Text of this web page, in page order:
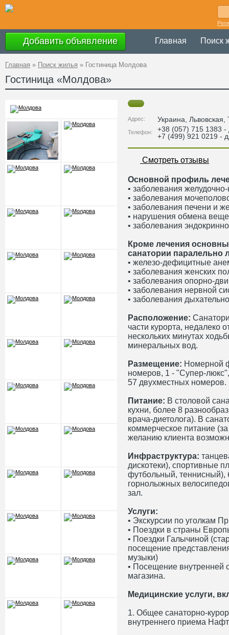
Добавить объявление Главная Поиск
Главная » Поиск жилья » Гостиница Молдова
Гостиница «Молдова»
Адрес: Украина Львовская
Телефон:
+38 (057) 715 1383 -
+7 (499) 921 0219 -
Смотреть отзывы
Основной профиль
• заболевания
• заболевания
• заболевания печени и
• нарушения обмена
• заболевания
Кроме лечения
санатории паралельно
• железо-дефицитные
• заболевания женских
• заболевания опорно-
• заболевания нервной
• заболевания
Расположение:
части курорта, недалеко
нескольких минутах
минеральных вод.
Размещение: Номерной
номеров, 1 - "Супер-
57 двухместных номеров.
Питание: В столовой
кухни, более 8
врача-диетолога). В
коммерческое питание
желанию клиента
Инфраструктура:
дискотеки), спортивные
футбольный, теннисный),
горнолыжных
зал.
Услуги:
• Экскурсии по уголкам
• Поездки в страны
• Поездки Галычиной
посещение
музыки)
• Посещение внутренней
магазина.
Медицинские услуги,
1. Общее санаторно-
внутреннего приема